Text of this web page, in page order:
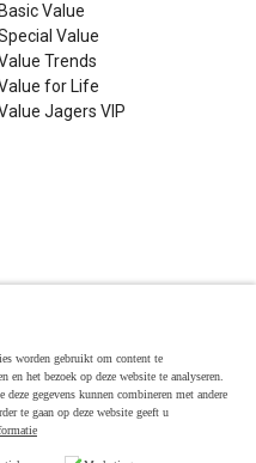
Basic Value
Value
Trends
for Life
Jagers VIP
worden gebruikt om content te
en het bezoek op deze website te analyseren.
deze gegevens kunnen combineren met andere
te gaan op deze website geeft u